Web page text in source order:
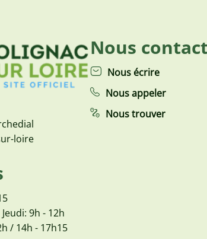
loire
9h - 12h
/ 14h - 17h15
Nous
Nous écrire
Nous appeler
Nous trouver